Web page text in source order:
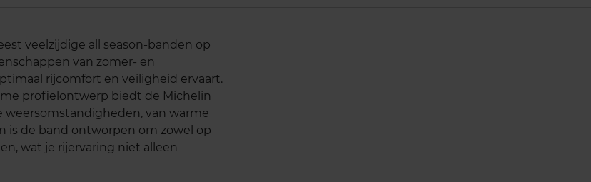
veelzijdige all season-banden op
van zomer- en
rijcomfort en veiligheid ervaart.
profielontwerp biedt de Michelin
weersomstandigheden, van warme
is de band ontworpen om zowel op
wat je rijervaring niet alleen